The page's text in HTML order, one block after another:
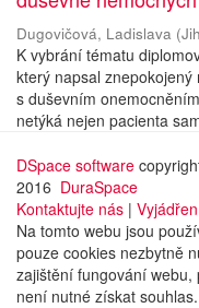
Dugovičová, Ladislava (
K vybrání tématu
který napsal
s duševním
netýká nejen pacienta
DSpace software
2016 DuraSpace
Kontaktujte nás |
Na tomto webu jsou
pouze cookies nezbytně
zajištění fungování webu,
není nutné získat souhlas.